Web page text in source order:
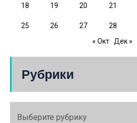
18 19 20 21
25 26 27 28
« Окт Дек »
Рубрики